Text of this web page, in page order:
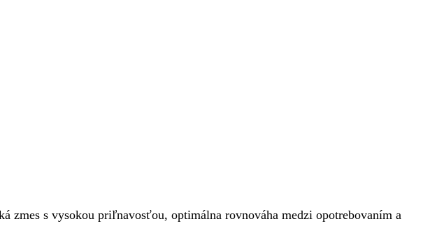
zmes s vysokou priľnavosťou, optimálna rovnováha medzi opotrebovaním a